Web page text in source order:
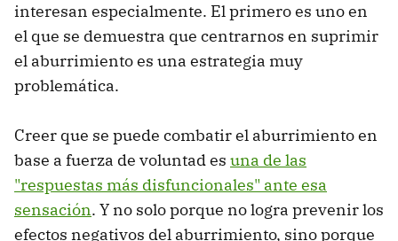
interesan especialmente. El primero es uno en
el que se demuestra que centrarnos en suprimir
el aburrimiento es una estrategia muy
problemática.
Creer que se puede combatir el aburrimiento en
base a fuerza de voluntad es una de las
"respuestas más disfuncionales" ante esa
sensación. Y no solo porque no logra prevenir los
efectos negativos del aburrimiento, sino porque